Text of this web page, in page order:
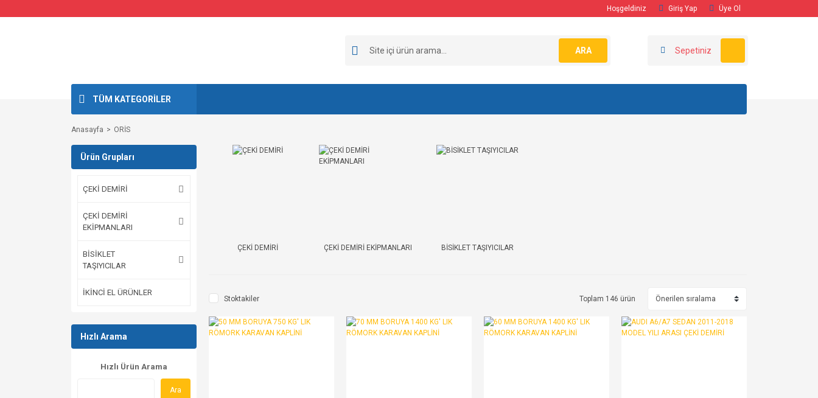
Hoşgeldiniz Giriş Yap Üye Ol
ARA Sepetiniz
TÜM KATEGORİLER
Anasayfa ORİS
Ürün Grupları
ÇEKİ DEMİRİ
ÇEKİ DEMİRİ
EKİPMANLARI
BİSİKLET
TAŞIYICILAR
İKİNCİ EL ÜRÜNLER
Hızlı Arama
Hızlı Ürün Arama
Ara
ÇEKİ DEMİRİ ÇEKİ DEMİRİ EKİPMANLARI BİSİKLET TAŞIYICILAR
Stoktakiler Toplam 146 ürün